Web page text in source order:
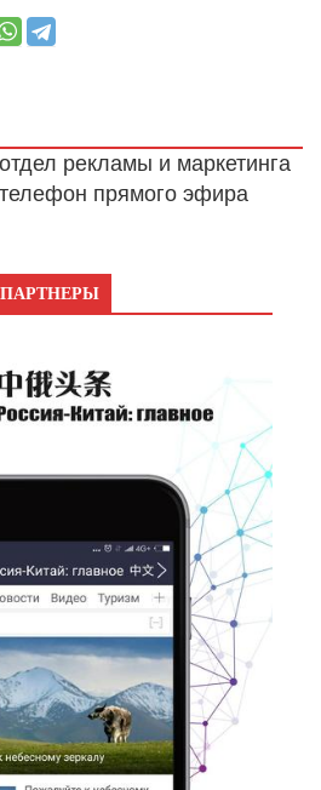
рекламы и маркетинга
прямого эфира
ПАРТНЕРЫ